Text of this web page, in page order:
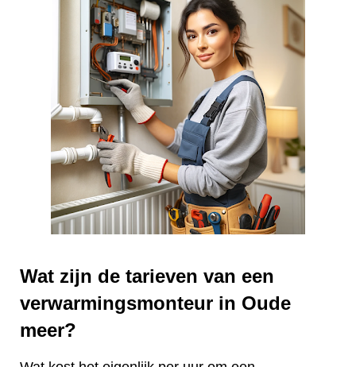
Wat zijn de tarieven van een
verwarmingsmonteur in Oude
meer?